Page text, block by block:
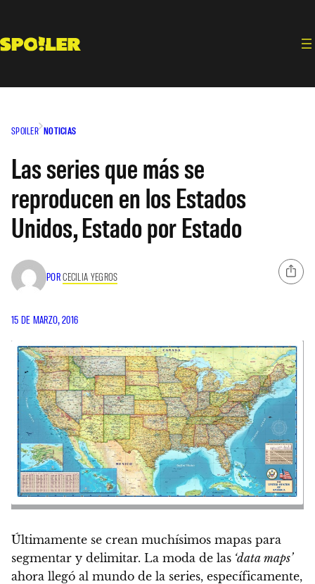
contenido
SPOILER NOTICIAS
Las series que más se
reproducen en los Estados
Unidos, Estado por Estado
PORCECILIA YEGROS
15 DE MARZO, 2016
Últimamente se crean muchísimos mapas para
segmentar y delimitar. La moda de las ‘data maps’
ahora llegó al mundo de la series, específicamente,